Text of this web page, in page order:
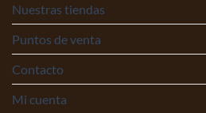
Nuestras tiendas
Puntos de venta
Contacto
Mi cuenta